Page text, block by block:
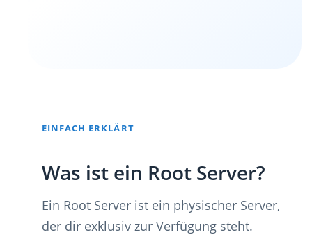
EINFACH ERKLÄRT
Was ist ein Root Server?
Ein Root Server ist ein physischer Server,
der dir exklusiv zur Verfügung steht.